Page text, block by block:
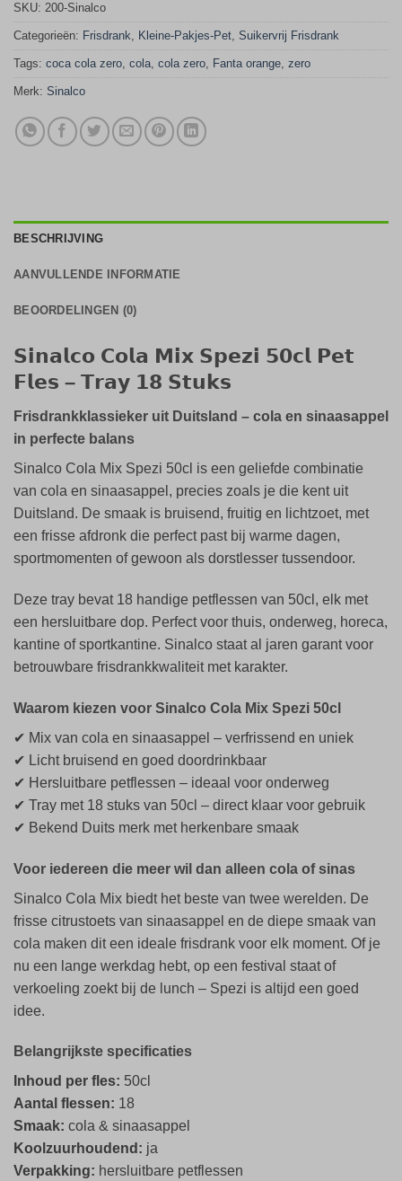
SKU: 200-Sinalco
Categorieën: Frisdrank, Kleine-Pakjes-Pet, Suikervrij Frisdrank
Tags: coca cola zero, cola, cola zero, Fanta orange, zero
Merk: Sinalco
BESCHRIJVING
AANVULLENDE INFORMATIE
BEOORDELINGEN (0)
𝗦𝗶𝗻𝗮𝗹𝗰𝗼 𝗖𝗼𝗹𝗮 𝗠𝗶𝘅 𝗦𝗽𝗲𝘇𝗶 𝟱𝟬𝗰𝗹 𝗣𝗲𝘁
𝗙𝗹𝗲𝘀 – 𝗧𝗿𝗮𝘆 𝟭𝟴 𝗦𝘁𝘂𝗸𝘀
Frisdrankklassieker uit Duitsland – cola en sinaasappel
in perfecte balans
Sinalco Cola Mix Spezi 50cl is een geliefde combinatie
van cola en sinaasappel, precies zoals je die kent uit
Duitsland. De smaak is bruisend, fruitig en lichtzoet, met
een frisse afdronk die perfect past bij warme dagen,
sportmomenten of gewoon als dorstlesser tussendoor.
Deze tray bevat 18 handige petflessen van 50cl, elk met
een hersluitbare dop. Perfect voor thuis, onderweg, horeca,
kantine of sportkantine. Sinalco staat al jaren garant voor
betrouwbare frisdrankkwaliteit met karakter.
Waarom kiezen voor Sinalco Cola Mix Spezi 50cl
✔ Mix van cola en sinaasappel – verfrissend en uniek
✔ Licht bruisend en goed doordrinkbaar
✔ Hersluitbare petflessen – ideaal voor onderweg
✔ Tray met 18 stuks van 50cl – direct klaar voor gebruik
✔ Bekend Duits merk met herkenbare smaak
Voor iedereen die meer wil dan alleen cola of sinas
Sinalco Cola Mix biedt het beste van twee werelden. De
frisse citrustoets van sinaasappel en de diepe smaak van
cola maken dit een ideale frisdrank voor elk moment. Of je
nu een lange werkdag hebt, op een festival staat of
verkoeling zoekt bij de lunch – Spezi is altijd een goed
idee.
Belangrijkste specificaties
Inhoud per fles: 50cl
Aantal flessen: 18
Smaak: cola & sinaasappel
Koolzuurhoudend: ja
Verpakking: hersluitbare petflessen